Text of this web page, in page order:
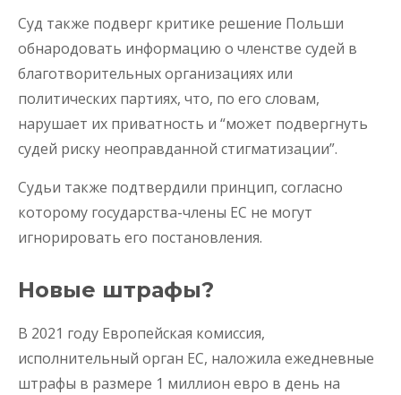
Суд также подверг критике решение Польши
обнародовать информацию о членстве судей в
благотворительных организациях или
политических партиях, что, по его словам,
нарушает их приватность и “может подвергнуть
судей риску неоправданной стигматизации”.
Судьи также подтвердили принцип, согласно
которому государства-члены ЕС не могут
игнорировать его постановления.
Новые штрафы?
В 2021 году Европейская комиссия,
исполнительный орган ЕС, наложила ежедневные
штрафы в размере 1 миллион евро в день на